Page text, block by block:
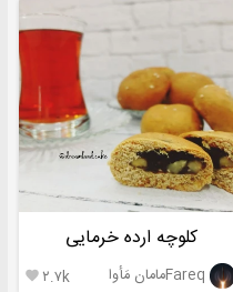
کلوچه ارده خرمایی
Fareqمامان مَأوا ۲.۷k 